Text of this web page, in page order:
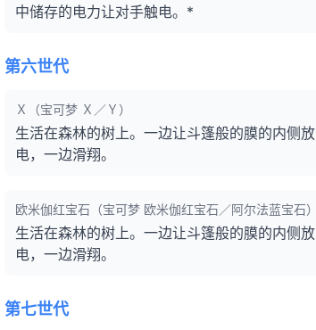
中储存的电力让对手触电。*
第六世代
Ｘ（宝可梦 Ｘ／Ｙ）
生活在森林的树上。一边让斗篷般的膜的内侧放
电，一边滑翔。
欧米伽红宝石（宝可梦 欧米伽红宝石／阿尔法蓝宝石）
生活在森林的树上。一边让斗篷般的膜的内侧放
电，一边滑翔。
第七世代